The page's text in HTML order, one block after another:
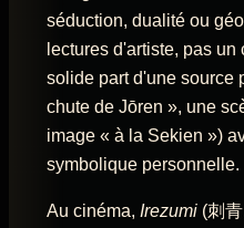
séduction, dualité ou
lectures d'artiste, pas
solide part d'une source
chute de Jōren », une
image « à la Sekien »)
symbolique personnelle.
Au cinéma, Irezumi (刺